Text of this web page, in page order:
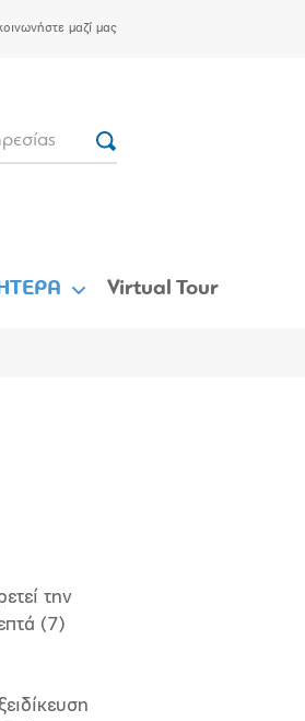
μαζί μας
Virtual Tour
την
(7)